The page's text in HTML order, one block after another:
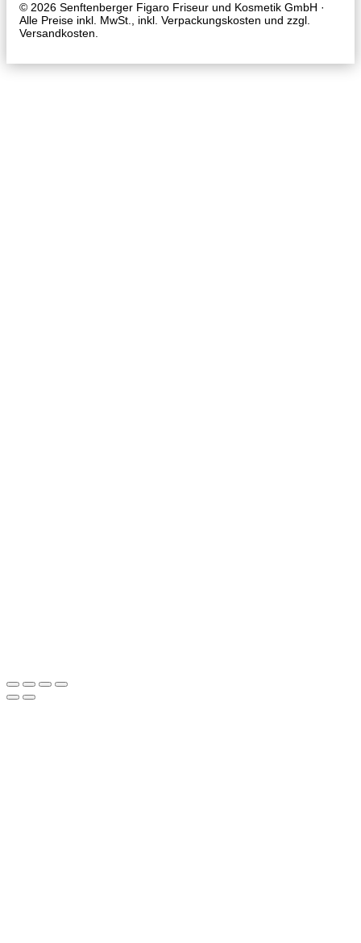
© 2026 Senftenberger Figaro Friseur und Kosmetik GmbH ·
Alle Preise inkl. MwSt., inkl. Verpackungskosten und zzgl.
Versandkosten.